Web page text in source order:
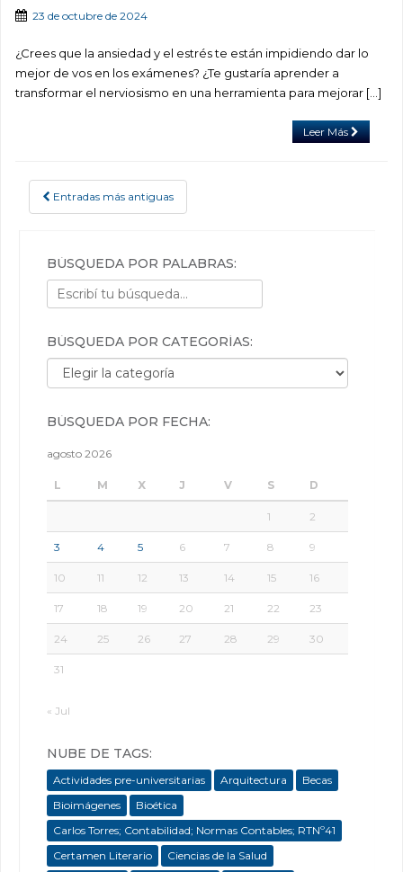
23 de octubre de 2024
¿Crees que la ansiedad y el estrés te están impidiendo dar lo
mejor de vos en los exámenes? ¿Te gustaría aprender a
transformar el nerviosismo en una herramienta para mejorar […]
Leer Más
POSTS NAVIGATION
Entradas más antiguas
BÚSQUEDA POR PALABRAS:
BÚSQUEDA POR CATEGORÍAS:
Búsqueda por categorías:
BÚSQUEDA POR FECHA:
agosto 2026
L M X J V S D
1 2
3 4 5 6 7 8 9
10 11 12 13 14 15 16
17 18 19 20 21 22 23
24 25 26 27 28 29 30
31
« Jul
NUBE DE TAGS:
Actividades pre-universitarias Arquitectura
Becas
Bioimágenes
Bioética
Carlos Torres; Contabilidad; Normas Contables; RTNº41
Certamen Literario
Ciencias de la Salud